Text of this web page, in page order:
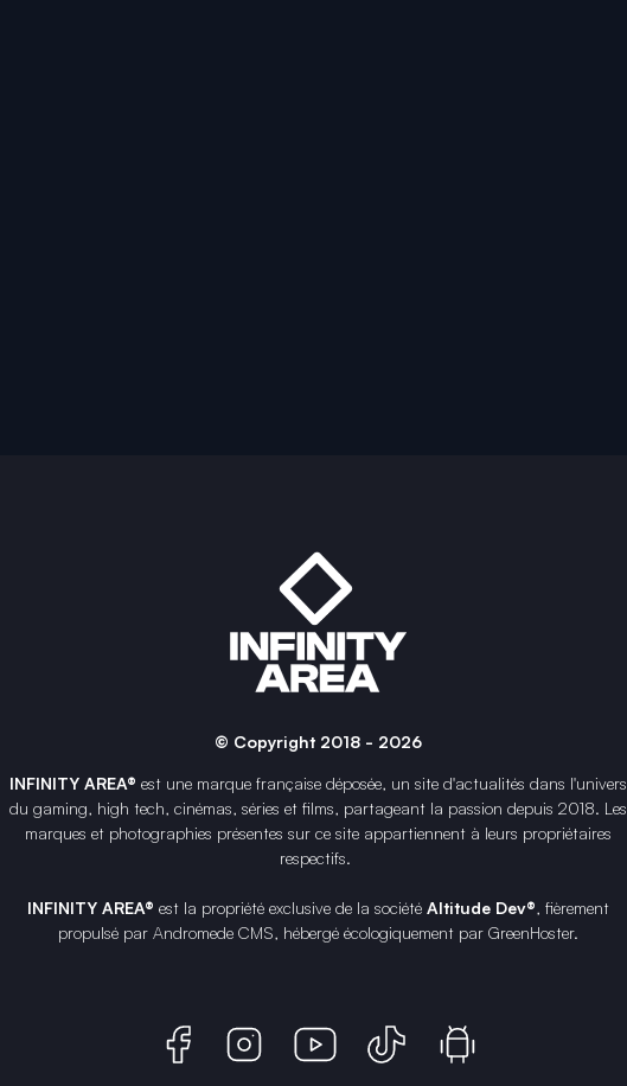
© Copyright 2018 - 2026
INFINITY AREA® est une marque françaisedéposée, un site d'actualités dans l'univers
du gaming, high tech, cinémas, séries et films, partageant la passion depuis 2018. Les
marques et photographies présentes sur ce site appartiennent à leurs propriétaires
respectifs.
INFINITY AREA® est la propriété exclusive de la société Altitude Dev®, fièrement
propulsé par Andromede CMS, hébergé écologiquement par GreenHoster.